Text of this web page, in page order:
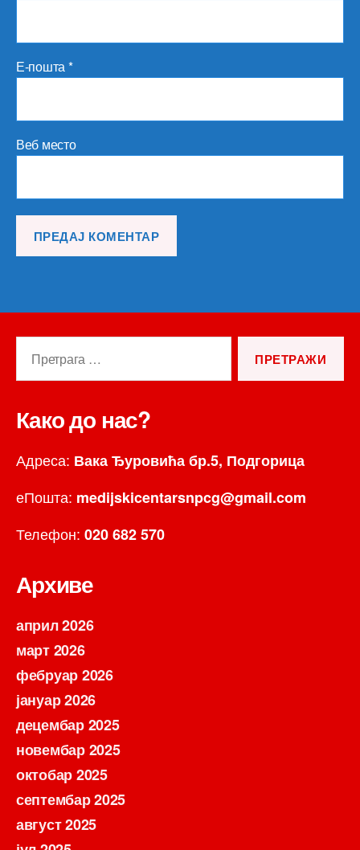
Е-пошта*
Веб место
Како до нас?
Адреса: Вака Ђуровића бр.5, Подгорица
еПошта: medijskicentarsnpcg@gmail.com
Телефон: 020 682 570
Архиве
април 2026
март 2026
фебруар 2026
јануар 2026
децембар 2025
новембар 2025
октобар 2025
септембар 2025
август 2025